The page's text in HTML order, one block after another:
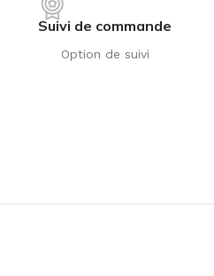
Suivi de commande
Option de suivi